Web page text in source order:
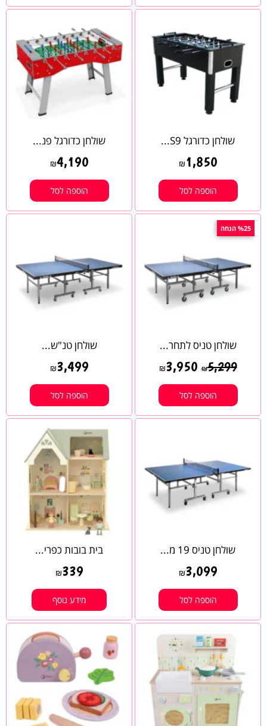
שולחן כדורגל S9...
₪ 1,850
הוספה לסל
שולחן כדורגל פנ...
₪4,190
הוספה לסל
%25 הנחה
שולחן טניס לתחר...
₪5,299
₪3,950
הוספה לסל
שולחן טנ"ש...
₪3,499
הוספה לסל
שולחן טניס 19 מ...
₪3,099
הוספה לסל
בית בובות כפרי...
₪339
מידע נוסף